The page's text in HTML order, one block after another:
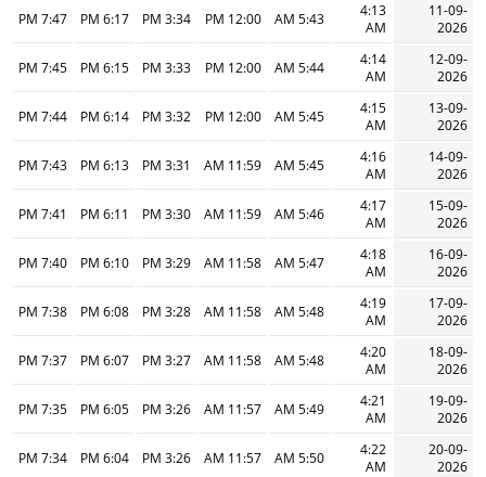
11-09-
2026
4:13
AM
5:43 AM
12:00 PM
3:34 PM
6:17 PM
7:47 PM
12-09-
2026
4:14
AM
5:44 AM
12:00 PM
3:33 PM
6:15 PM
7:45 PM
13-09-
2026
4:15
AM
5:45 AM
12:00 PM
3:32 PM
6:14 PM
7:44 PM
14-09-
2026
4:16
AM
5:45 AM
11:59 AM
3:31 PM
6:13 PM
7:43 PM
15-09-
2026
4:17
AM
5:46 AM
11:59 AM
3:30 PM
6:11 PM
7:41 PM
16-09-
2026
4:18
AM
5:47 AM
11:58 AM
3:29 PM
6:10 PM
7:40 PM
17-09-
2026
4:19
AM
5:48 AM
11:58 AM
3:28 PM
6:08 PM
7:38 PM
18-09-
2026
4:20
AM
5:48 AM
11:58 AM
3:27 PM
6:07 PM
7:37 PM
19-09-
2026
4:21
AM
5:49 AM
11:57 AM
3:26 PM
6:05 PM
7:35 PM
20-09-
2026
4:22
AM
5:50 AM
11:57 AM
3:26 PM
6:04 PM
7:34 PM